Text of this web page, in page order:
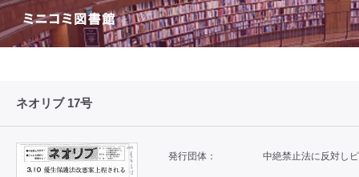
ネオリブ 17号
発行団体： 中絶禁止法に反対し